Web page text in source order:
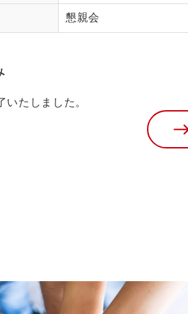
懇親会
いたしました。